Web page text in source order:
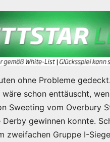
ohne Probleme
schon enttäuscht,
Sweeting vom Overbury
gewinnen konnte.
zweifachen Gruppe I-